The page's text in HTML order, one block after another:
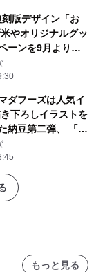
版デザイン「お
やオリジナルグッ
ーンを9月より開
ダフーズは人気イ
下ろしイラストを
納豆第二弾、 「発
たれ納豆」を
始します。
もっと見る